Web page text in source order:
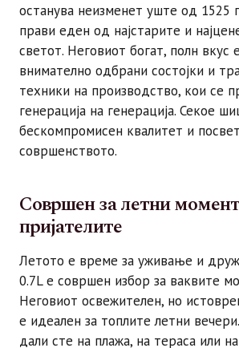
останува неизменет уште од 1525
прави еден од најстарите и
светот. Неговиот богат, полн вкус
внимателно одбрани состојки и
техники на производство, кои се
генерација на генерација. Секое
бескомпромисен квалитет и
совршенството.
Совршен за летни
пријателите
Летото е време за уживање и
0.7L е совршен избор за ваквите
Неговиот освежителен, но
е идеален за топлите летни
дали сте на плажа, на тераса или